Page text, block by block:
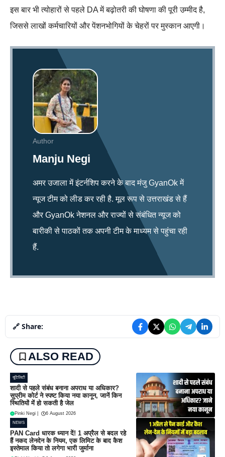
इस बार भी त्योहारों से पहले DA में बढ़ोतरी की घोषणा की पूरी उम्मीद है,
जिससे लाखों कर्मचारियों और पेंशनभोगियों के चेहरों पर मुस्कान आएगी।
Author
Manju Negi
अमर उजाला में इंटर्नशिप करने के बाद मंजु GyanOk में
न्यूज टीम को लीड कर रही है. मूल रूप से उत्तराखंड से हैं
और GyanOk नेशनल और राज्यों से संबंधित न्यूज को
बारीकी से पाठकों तक अपनी टीम के माध्यम से पहुंचा रही
हैं.
🔗 Share:
ALSO READ
यूटिलिटी
शादी से पहले संबंध बनाना अपराध या अधिकार?
सुप्रीम कोर्ट ने स्पष्ट किया नया कानून, जानें किन
स्थितियों में हो सकती है जेल
Pinki Negi 6 August 2026
NEWS
PAN Card धारक ध्यान दें! 1 अप्रैल से बदल रहे
हैं नकद लेनदेन के नियम, एक लिमिट के बाद कैश
इस्तेमाल किया तो लगेगा भारी जुर्माना